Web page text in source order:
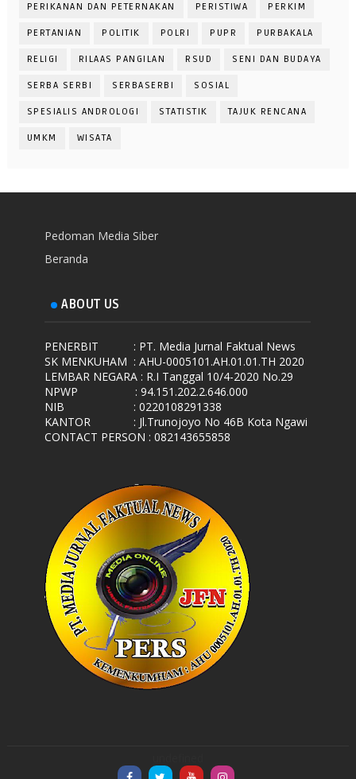
PERIKANAN DAN PETERNAKAN PERISTIWA PERKIM
PERTANIAN POLITIK POLRI PUPR PURBAKALA
RELIGI RILAAS PANGILAN RSUD SENI DAN BUDAYA
SERBA SERBI SERBASERBI SOSIAL
SPESIALIS ANDROLOGI STATISTIK TAJUK RENCANA
UMKM WISATA
Pedoman Media Siber
Beranda
ABOUT US
PENERBIT
: PT. Media Jurnal Faktual News
SK MENKUHAM : AHU-0005101.AH.01.01.TH 2020
LEMBAR NEGARA : R.I Tanggal 10/4-2020 No.29
NPWP
: 94.151.202.2.646.000
NIB
: 0220108291338
KANTOR
: Jl.Trunojoyo No 46B Kota Ngawi
CONTACT PERSON : 082143655858